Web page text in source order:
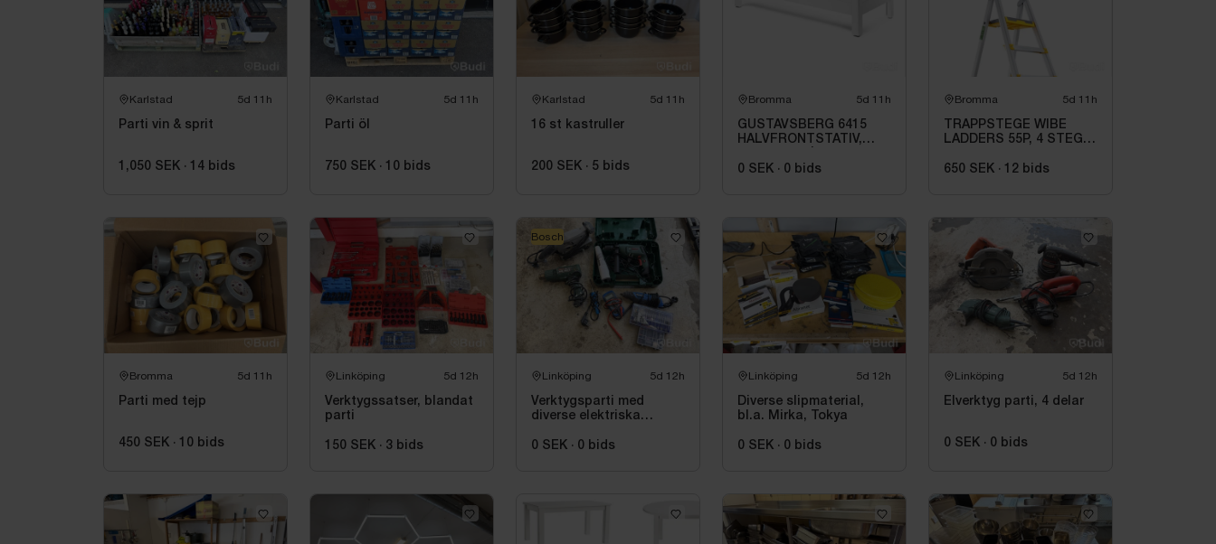
Karlstad 5d 11h
Parti vin & sprit
1,050 SEK · 14 bids
Karlstad 5d 11h
Parti öl
750 SEK · 10 bids
Karlstad 5d 11h
16 st kastruller
200 SEK · 5 bids
Bromma 5d 11h
GUSTAVSBERG 6415
HALVFRONTSTATIV,
GB2164150100
0 SEK · 0 bids
Bromma 5d 11h
TRAPPSTEGE WIBE
LADDERS 55P, 4 STEG
650 SEK · 12 bids
Bromma 5d 11h
Parti med tejp
450 SEK · 10 bids
Linköping 5d 12h
Verktygssatser, blandat
parti
150 SEK · 3 bids
Linköping 5d 12h
Verktygsparti med
diverse elektriska
0 SEK · 0 bids
Bosch
Linköping 5d 12h
Diverse slipmaterial,
bl.a. Mirka, Tokya
0 SEK · 0 bids
Linköping 5d 12h
Elverktyg parti, 4 delar
0 SEK · 0 bids